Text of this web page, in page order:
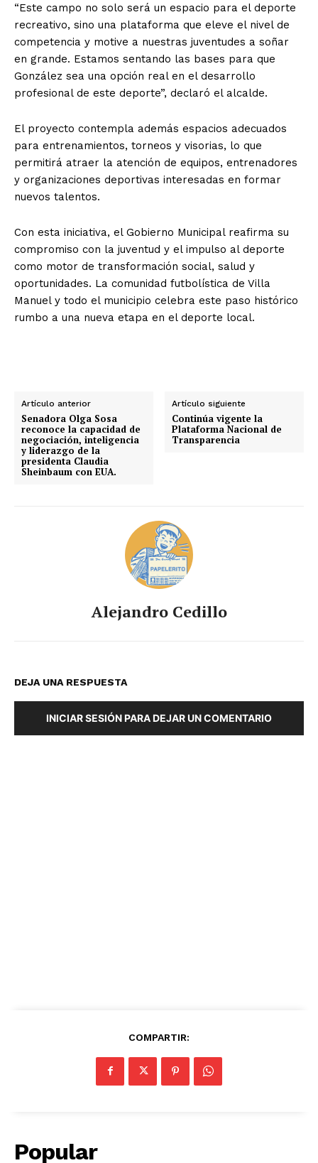
“Este campo no solo será un espacio para el deporte
recreativo, sino una plataforma que eleve el nivel de
competencia y motive a nuestras juventudes a soñar
en grande. Estamos sentando las bases para que
González sea una opción real en el desarrollo
profesional de este deporte”, declaró el alcalde.
El proyecto contempla además espacios adecuados
para entrenamientos, torneos y visorias, lo que
permitirá atraer la atención de equipos, entrenadores
y organizaciones deportivas interesadas en formar
nuevos talentos.
Con esta iniciativa, el Gobierno Municipal reafirma su
compromiso con la juventud y el impulso al deporte
como motor de transformación social, salud y
oportunidades. La comunidad futbolística de Villa
Manuel y todo el municipio celebra este paso histórico
rumbo a una nueva etapa en el deporte local.
Artículo anterior
Senadora Olga Sosa
reconoce la capacidad de
negociación, inteligencia
y liderazgo de la
presidenta Claudia
Sheinbaum con EUA.
Artículo siguiente
Continúa vigente la
Plataforma Nacional de
Transparencia
Alejandro Cedillo
DEJA UNA RESPUESTA
INICIAR SESIÓN PARA DEJAR UN COMENTARIO
COMPARTIR:
Popular